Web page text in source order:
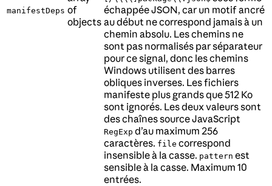
manifestDeps of
objects
échappée JSON, car un motif ancré
au début ne correspond jamais à un
chemin absolu. Les chemins ne
sont pas normalisés par séparateur
pour ce signal, donc les chemins
Windows utilisent des barres
obliques inverses. Les fichiers
manifeste plus grands que 512 Ko
sont ignorés. Les deux valeurs sont
des chaînes source JavaScript
RegExp d’au maximum 256
caractères. file correspond
insensible à la casse. pattern est
sensible à la casse. Maximum 10
entrées.